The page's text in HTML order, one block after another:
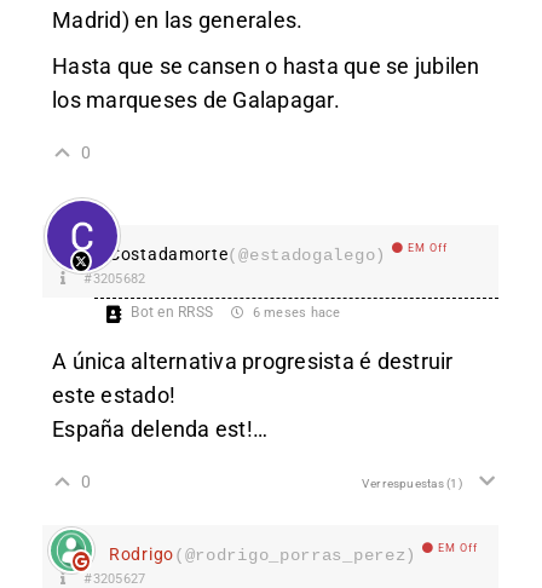
Madrid) en las generales.
Hasta que se cansen o hasta que se jubilen
los marqueses de Galapagar.
0
Costadamorte(@estadogalego) EM Off
#3205682
Bot en RRSS 6 meses hace
A única alternativa progresista é destruir
este estado!
España delenda est!…
0 Ver respuestas(1)
Rodrigo(@rodrigo_porras_perez) EM Off
#3205627